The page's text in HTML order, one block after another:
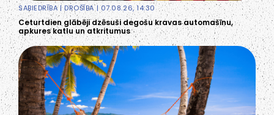
SABIEDRĪBA|DROŠĪBA| 07.08.26, 14:30
Ceturtdien glābēji dzēsuši degošu kravas automašīnu,
apkures katlu un atkritumus